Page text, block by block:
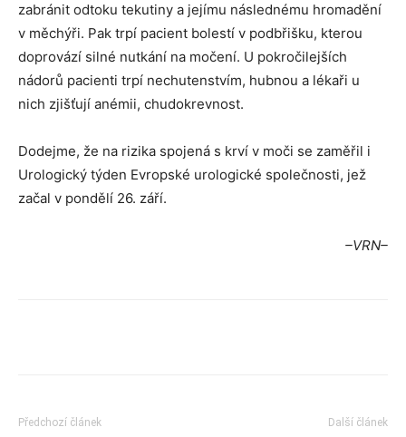
zabránit odtoku tekutiny a jejímu následnému hromadění
v měchýři. Pak trpí pacient bolestí v podbřišku, kterou
doprovází silné nutkání na močení. U pokročilejších
nádorů pacienti trpí nechutenstvím, hubnou a lékaři u
nich zjišťují anémii, chudokrevnost.
Dodejme, že na rizika spojená s krví v moči se zaměřil i
Urologický týden Evropské urologické společnosti, jež
začal v pondělí 26. září.
–VRN–
Předchozí článek Další článek